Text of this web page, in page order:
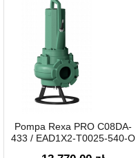
Pompa Rexa PRO C08DA-
433 / EAD1X2-T0025-540-O